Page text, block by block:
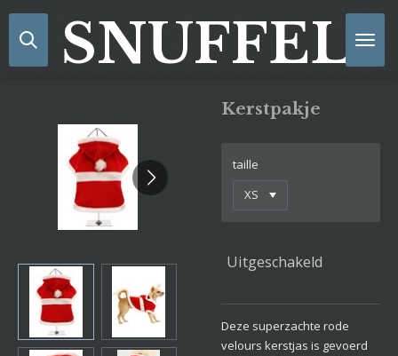
Ga
direct
SNUFFELS
Kerstpakje
taille
Uitgeschakeld
Deze superzachte rode
velours kerstjas is gevoerd